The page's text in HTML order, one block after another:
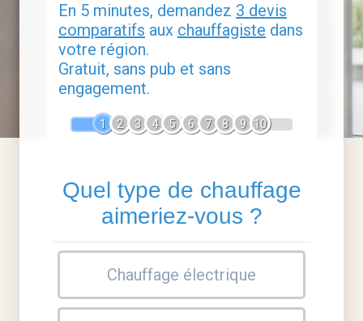
En 5 minutes, demandez 3 devis
comparatifs aux chauffagiste dans
votre région.
Gratuit, sans pub et sans
engagement.
1 2 3 4 5 6 7 8 9 10
Quel type de chauffage
aimeriez-vous ?
Chauffage électrique